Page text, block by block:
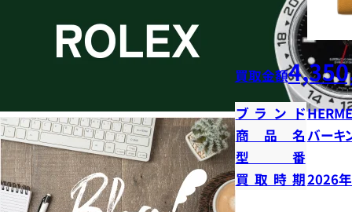
買取金額
ブランド
商品名 バーキ
型番
買取時期2026